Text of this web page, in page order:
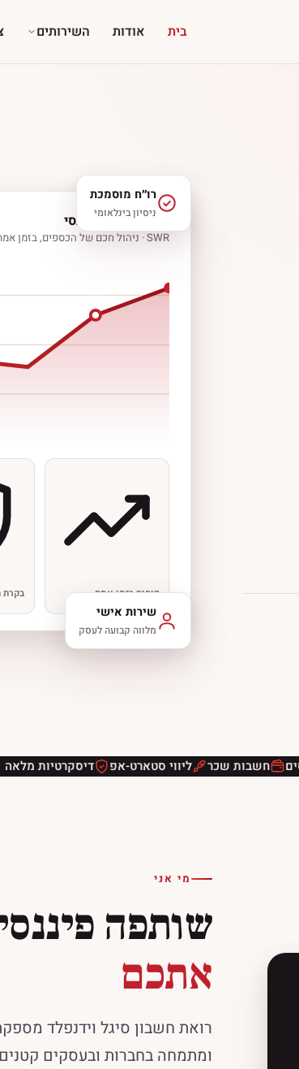
בית אודות השירותים
לוח בקרה פיננסי
SWR · ניהול חכם של הכספים, בזמן אמת
דוחות בזמן אמת בקרת
שירות אישי
מלווה קבועה לעסק
רו״ח מוסמכת
ניסיון בינלאומי
חשבות שכר ליווי סטארט-אפ דיסקרטיות מלאה
מי אני
שותפה
אתכם
רואת חשבון סיגל וידנפלד
ומתמחה בחברות ובעסקים קטנים